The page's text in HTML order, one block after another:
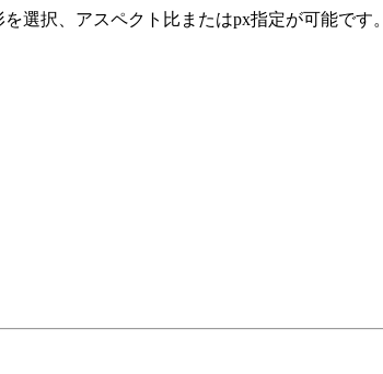
選択、アスペクト比またはpx指定が可能です。